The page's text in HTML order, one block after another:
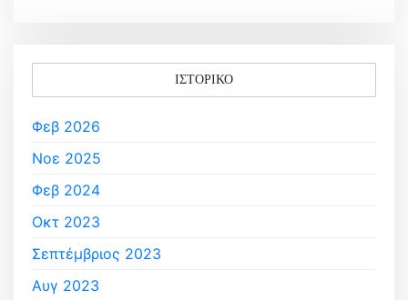
ΙΣΤΟΡΙΚΌ
Φεβ 2026
Νοε 2025
Φεβ 2024
Οκτ 2023
Σεπτέμβριος 2023
Αυγ 2023